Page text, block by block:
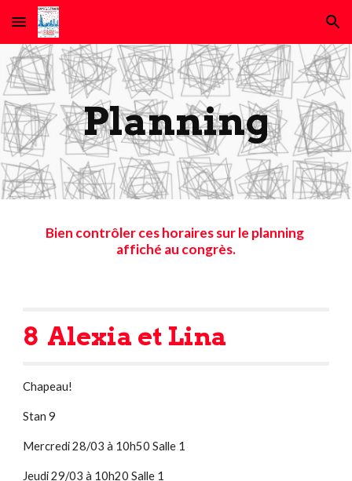
Skip to main content Skip to navigation
Planning
Bien contrôler ces horaires sur le planning
affiché au congrès.
8  Alexia et Lina
Chapeau!
Stan 9
Mercredi 28/03 à 10h50 Salle 1
Jeudi 29/03 à 10h20 Salle 1